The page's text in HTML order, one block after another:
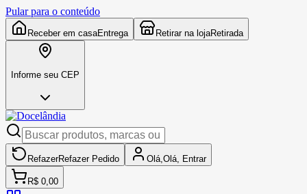
Pular para o conteúdo
Receber em casaEntrega Retirar na lojaRetirada
Informe seu CEP
RefazerRefazer Pedido Olá, Olá, Entrar
R$ 0,00